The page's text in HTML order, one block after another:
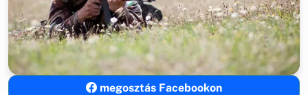
megosztás Facebookon